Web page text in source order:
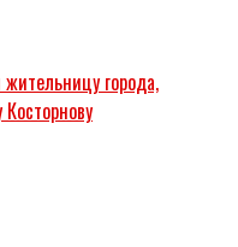
города,